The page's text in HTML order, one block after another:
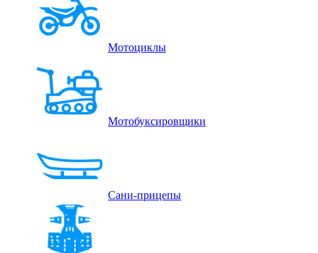
Мотоциклы
Мотобуксировщики
Сани-прицепы